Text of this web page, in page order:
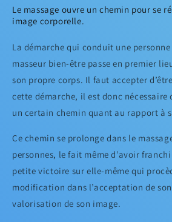
Le massage ouvre un chemin pour se
image corporelle.
La démarche qui conduit une
masseur bien-être passe en premier
son propre corps. Il faut accepter
cette démarche, il est donc nécessaire
un certain chemin quant au rapport à
Ce chemin se prolonge dans le
personnes, le fait même d’avoir
petite victoire sur elle-même qui
modification dans l’acceptation de
valorisation de son image.